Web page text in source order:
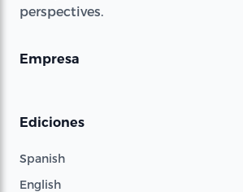
perspectives.
Empresa
Ediciones
Spanish
English